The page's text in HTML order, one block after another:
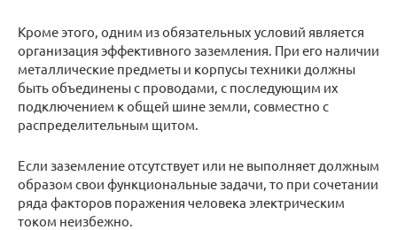
Кроме этого, одним из обязательных условий является
организация эффективного заземления. При его наличии
металлические предметы и корпусы техники должны
быть объединены с проводами, с последующим их
подключением к общей шине земли, совместно с
распределительным щитом.
Если заземление отсутствует или не выполняет должным
образом свои функциональные задачи, то при сочетании
ряда факторов поражения человека электрическим
током неизбежно.